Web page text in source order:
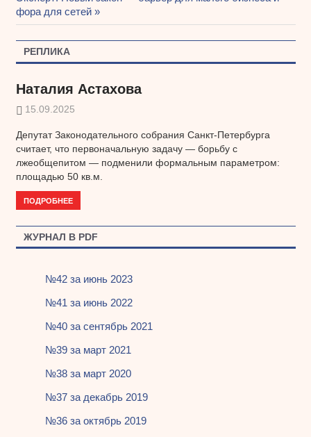
по
записям
запись:
фора для сетей
РЕПЛИКА
Наталия Астахова
15.09.2025
Депутат Законодательного собрания Санкт-Петербурга
считает, что первоначальную задачу — борьбу с
лжеобщепитом — подменили формальным параметром:
площадью 50 кв.м.
ПОДРОБНЕЕ
ЖУРНАЛ В PDF
№42 за июнь 2023
№41 за июнь 2022
№40 за сентябрь 2021
№39 за март 2021
№38 за март 2020
№37 за декабрь 2019
№36 за октябрь 2019